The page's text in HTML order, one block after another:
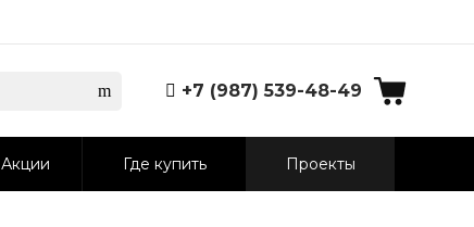
+7 (987) 539-48-49
Акции Где купить Проекты